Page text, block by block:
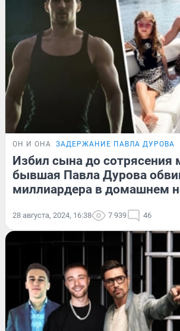
ОН И ОНА ЗАДЕРЖАНИЕ ПАВЛА ДУРОВА
Избил сына до сотрясения
бывшая Павла Дурова
миллиардера в домашнем
28 августа, 2024, 16:38 7 939 46